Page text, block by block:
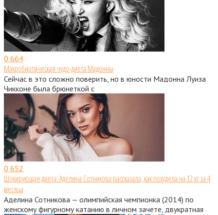
0 664
Макробиотическая чудо-диета Мадонны
Сейчас в это сложно поверить, но в юности Мадонна Луиза
Чикконе была брюнеткой с
0 652
Шокирующая диета: Аделина Сотникова рассказала, как похудела на 12 кг за 4
месяца
Аделина Сотникова — олимпийская чемпионка (2014) по
женскому фигурному катанию в личном зачете, двукратная